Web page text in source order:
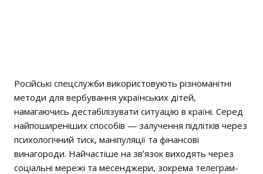
Російські спецслужби використовують різноманітні
методи для вербування українських дітей,
намагаючись дестабілізувати ситуацію в країні. Серед
найпоширеніших способів — залучення підлітків через
психологічний тиск, маніпуляції та фінансові
винагороди. Найчастіше на звʼязок виходять через
соціальні мережі та месенджери, зокрема телеграм-